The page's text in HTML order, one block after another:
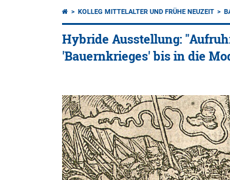
KOLLEG MITTELALTER UND FRÜHE NEUZEIT
Hybride Ausstellung:
'Bauernkrieges' bis in die